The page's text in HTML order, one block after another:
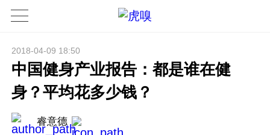
2018-04-09 18:50
中国健身产业报告：都是谁在健
身？平均花多少钱？
睿意德